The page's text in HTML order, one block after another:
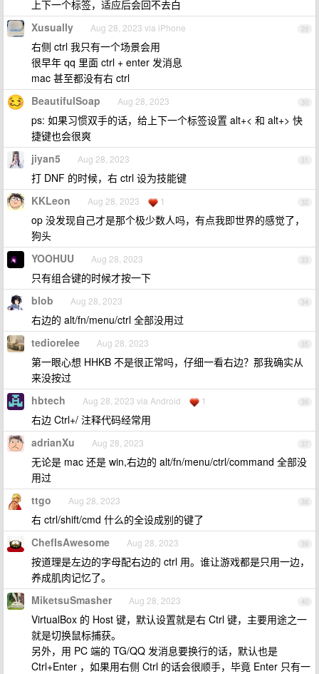
上下一个标签，适应后会回不去白
29
Xusually Aug 28, 2023 via iPhone
右侧 ctrl 我只有一个场景会用
很早年 qq 里面 ctrl + enter 发消息
mac 甚至都没有右 ctrl
30
BeautifulSoap Aug 28, 2023
ps: 如果习惯双手的话，给上下一个标签设置 alt+< 和 alt+> 快
捷键也会很爽
31
jiyan5 Aug 28, 2023
打 DNF 的时候，右 ctrl 设为技能键
32
KKLeon Aug 28, 2023 1
op 没发现自己才是那个极少数人吗，有点我即世界的感觉了，
狗头
33
YOOHUU Aug 28, 2023
只有组合键的时候才按一下
34
blob Aug 28, 2023
右边的 alt/fn/menu/ctrl 全部没用过
35
tediorelee Aug 28, 2023
第一眼心想 HHKB 不是很正常吗，仔细一看右边？那我确实从
来没按过
36
hbtech Aug 28, 2023 via Android 1
右边 Ctrl+/ 注释代码经常用
37
adrianXu Aug 28, 2023
无论是 mac 还是 win,右边的 alt/fn/menu/ctrl/command 全部没
用过
38
ttgo Aug 28, 2023
右 ctrl/shift/cmd 什么的全设成别的键了
39
ChefIsAwesome Aug 28, 2023
按道理是左边的字母配右边的 ctrl 用。谁让游戏都是只用一边，
养成肌肉记忆了。
40
MiketsuSmasher Aug 28, 2023
VirtualBox 的 Host 键，默认设置就是右 Ctrl 键，主要用途之一
就是切换鼠标捕获。
另外，用 PC 端的 TG/QQ 发消息要换行的话，默认也是
Ctrl+Enter ，如果用右侧 Ctrl 的话会很顺手，毕竟 Enter 只有一